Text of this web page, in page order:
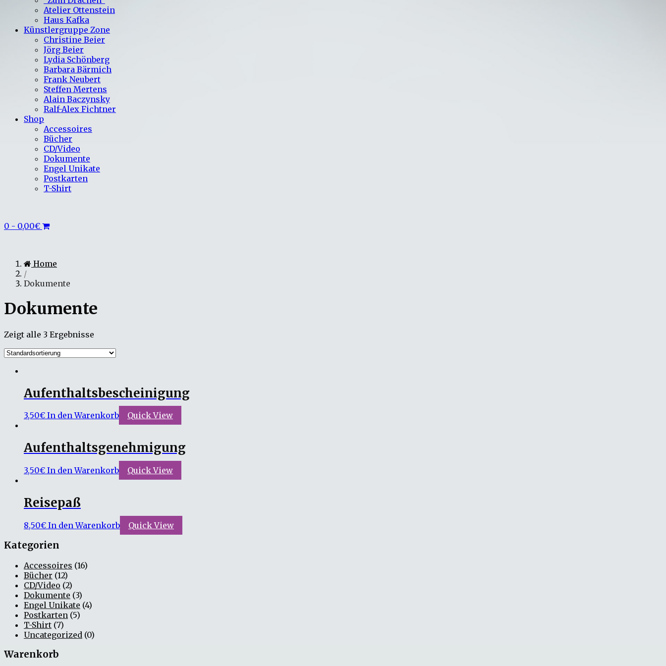
Atelier Ottenstein
Haus Kafka
Künstlergruppe Zone
Christine Beier
Jörg Beier
Lydia Schönberg
Barbara Bärmich
Frank Neubert
Steffen Mertens
Alain Baczynsky
Ralf-Alex Fichtner
Shop
Accessoires
Bücher
CD/Video
Dokumente
Engel Unikate
Postkarten
T-Shirt
0 - 0,00€
Home
/
Dokumente
Dokumente
Zeigt alle 3 Ergebnisse
Aufenthaltsbescheinigung
3,50€ In den Warenkorb Quick View
Aufenthaltsgenehmigung
3,50€ In den Warenkorb Quick View
Reisepaß
8,50€ In den Warenkorb Quick View
Kategorien
Accessoires (16)
Bücher (12)
CD/Video (2)
Dokumente (3)
Engel Unikate (4)
Postkarten (5)
T-Shirt (7)
Uncategorized (0)
Warenkorb